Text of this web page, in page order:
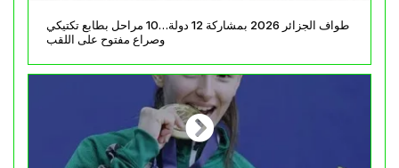
طواف الجزائر 2026 بمشاركة 12 دولة…10 مراحل بطابع تكتيكي
وصراع مفتوح على اللقب